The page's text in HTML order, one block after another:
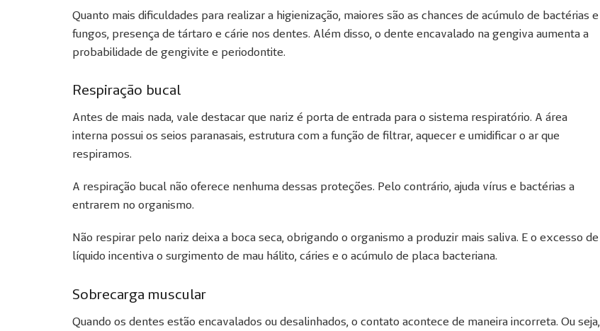
Quanto mais dificuldades para realizar a higienização, maiores são as chances de acúmulo de bactérias e
fungos, presença de tártaro e cárie nos dentes. Além disso, o dente encavalado na gengiva aumenta a
probabilidade de gengivite e periodontite.
Respiração bucal
Antes de mais nada, vale destacar que nariz é porta de entrada para o sistema respiratório. A área
interna possui os seios paranasais, estrutura com a função de filtrar, aquecer e umidificar o ar que
respiramos.
A respiração bucal não oferece nenhuma dessas proteções. Pelo contrário, ajuda vírus e bactérias a
entrarem no organismo.
Não respirar pelo nariz deixa a boca seca, obrigando o organismo a produzir mais saliva. E o excesso de
líquido incentiva o surgimento de mau hálito, cáries e o acúmulo de placa bacteriana.
Sobrecarga muscular
Quando os dentes estão encavalados ou desalinhados, o contato acontece de maneira incorreta. Ou seja,